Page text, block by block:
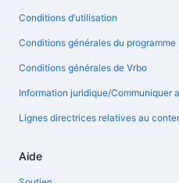
Conditions d’utilisation
Conditions générales du programme
Conditions générales de Vrbo
Information juridique/Communiquer
Lignes directrices relatives au
Aide